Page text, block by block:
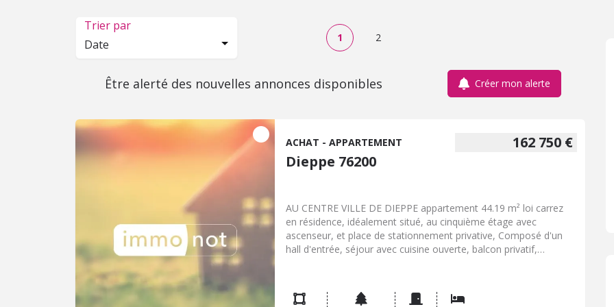
Trier par
Date
1 2
Être alerté des nouvelles annonces disponibles Créer mon alerte
162 750 €
ACHAT - APPARTEMENT
Dieppe 76200
AU CENTRE VILLE DE DIEPPE appartement 44.19 m² loi carrez
en résidence, idéalement situé, au cinquième étage avec
ascenseur, et place de stationnement privative, Composé d'un
hall d'entrée, séjour avec cuisine ouverte, balcon privatif,